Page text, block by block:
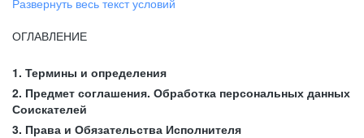
Развернуть весь текст условий
ОГЛАВЛЕНИЕ
1. Термины и определения
2. Предмет соглашения. Обработка персональных данных
Соискателей
3. Права и Обязательства Исполнителя